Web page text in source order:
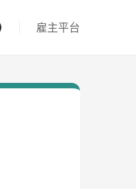
雇主平台